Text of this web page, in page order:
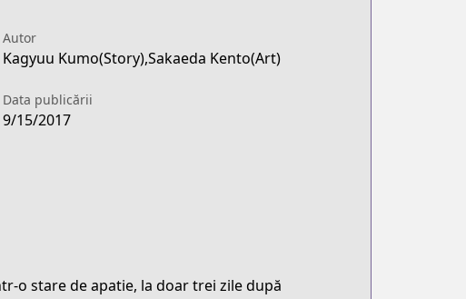
Autor
Kagyuu Kumo(Story),Sakaeda Kento(Art)
Data publicării
9/15/2017
o stare de apatie, la doar trei zile după